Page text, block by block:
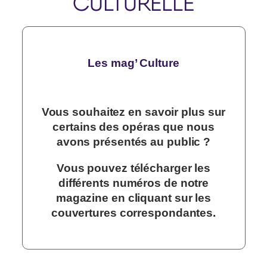
Les mag’ Culture
Vous souhaitez en savoir plus sur
certains des opéras que nous
avons présentés au public ?
Vous pouvez télécharger les
différents numéros de notre
magazine en cliquant sur les
couvertures correspondantes.